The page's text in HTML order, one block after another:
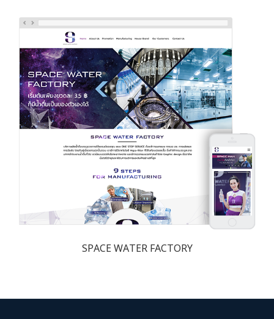
SPACE WATER FACTORY